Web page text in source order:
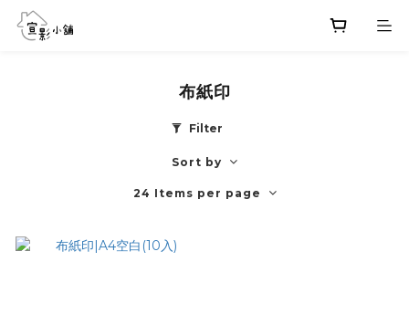
布紙印
Filter
Sort by
24 Items per page